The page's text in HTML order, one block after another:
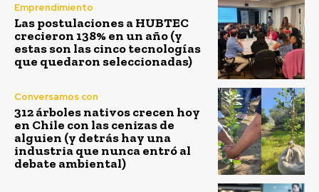
Emprendimiento
Las postulaciones a HUBTEC
crecieron 138% en un año (y
estas son las cinco tecnologías
que quedaron seleccionadas)
Conversamos con
312 árboles nativos crecen hoy
en Chile con las cenizas de
alguien (y detrás hay una
industria que nunca entró al
debate ambiental)